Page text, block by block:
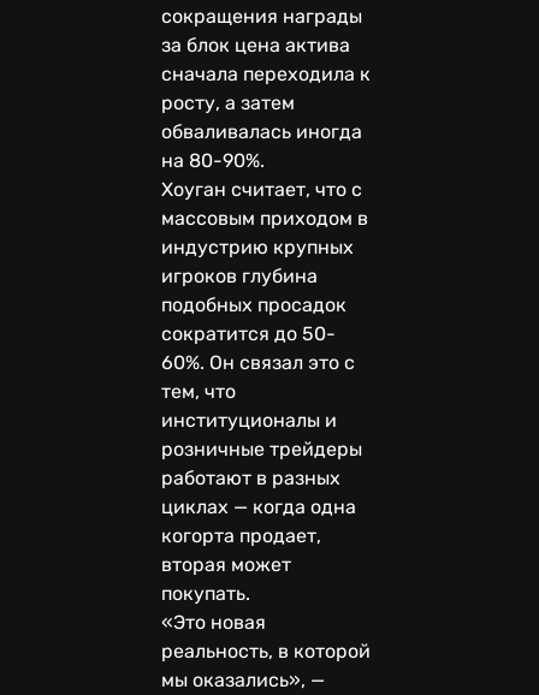
сокращения награды
за блок цена актива
сначала переходила к
росту, а затем
обваливалась иногда
на 80-90%.
Хоуган считает, что с
массовым приходом в
индустрию крупных
игроков глубина
подобных просадок
сократится до 50-
60%. Он связал это с
тем, что
институционалы и
розничные трейдеры
работают в разных
циклах — когда одна
когорта продает,
вторая может
покупать.
«Это новая
реальность, в которой
мы оказались», —